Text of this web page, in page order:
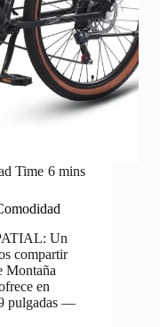
Time 6 mins
Un
compartir
Montaña
en
pulgadas —